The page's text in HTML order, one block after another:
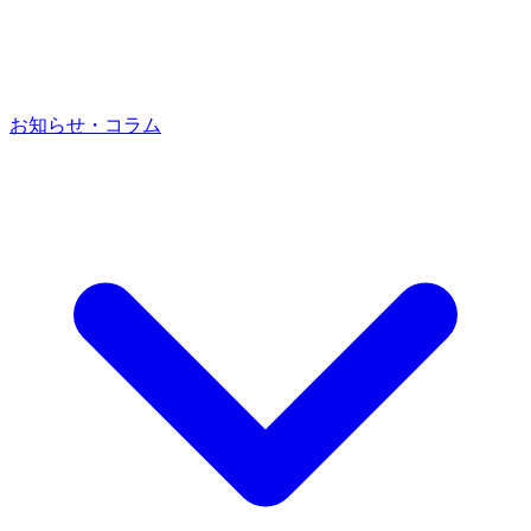
お知らせ・コラム